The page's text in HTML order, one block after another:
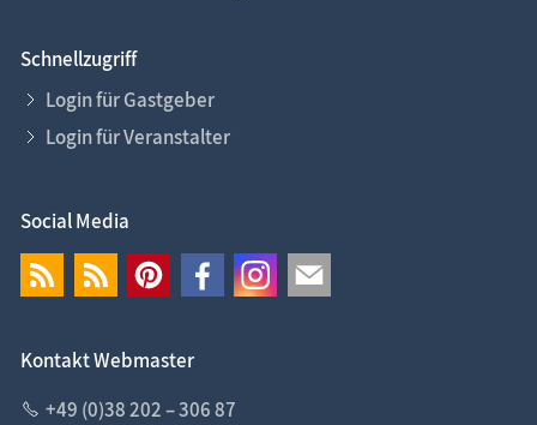
Schnellzugriff
Login für Gastgeber
Login für Veranstalter
Social Media
Kontakt Webmaster
+49 (0)38 202 – 306 87